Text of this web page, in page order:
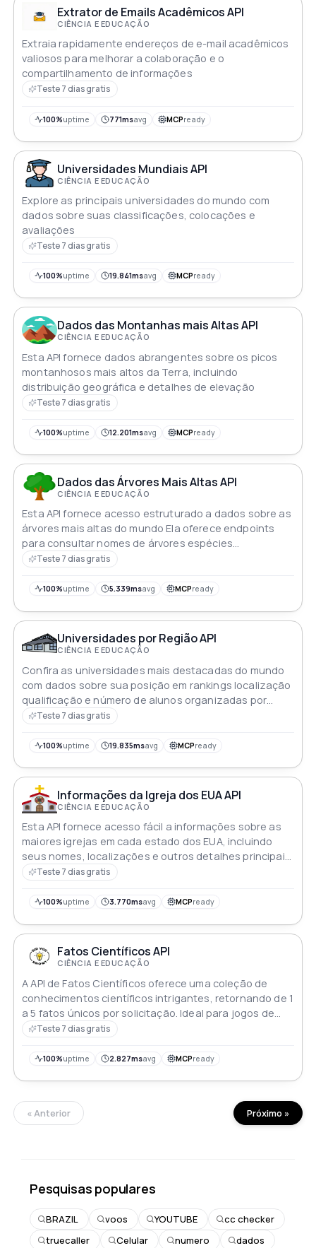
Extrator de Emails Acadêmicos API
CIÊNCIA E EDUCAÇÃO
Extraia rapidamente endereços de e-mail acadêmicos
valiosos para melhorar a colaboração e o
compartilhamento de informações
Teste 7 dias gratis
100%uptime 771msavg MCPready
Universidades Mundiais API
CIÊNCIA E EDUCAÇÃO
Explore as principais universidades do mundo com
dados sobre suas classificações, colocações e
avaliações
Teste 7 dias gratis
100%uptime 19.841msavg MCPready
Dados das Montanhas mais Altas API
CIÊNCIA E EDUCAÇÃO
Esta API fornece dados abrangentes sobre os picos
montanhosos mais altos da Terra, incluindo
distribuição geográfica e detalhes de elevação
Teste 7 dias gratis
100%uptime 12.201msavg MCPready
Dados das Árvores Mais Altas API
CIÊNCIA E EDUCAÇÃO
Esta API fornece acesso estruturado a dados sobre as
árvores mais altas do mundo Ela oferece endpoints
para consultar nomes de árvores espécies
classificações e características detalhadas usando o
Teste 7 dias gratis
100%uptime 5.339msavg MCPready
Universidades por Região API
CIÊNCIA E EDUCAÇÃO
Confira as universidades mais destacadas do mundo
com dados sobre sua posição em rankings localização
qualificação e número de alunos organizadas por
regiãoTeste 7 dias gratis
100%uptime 19.835msavg MCPready
Informações da Igreja dos EUA API
CIÊNCIA E EDUCAÇÃO
Esta API fornece acesso fácil a informações sobre as
maiores igrejas em cada estado dos EUA, incluindo
seus nomes, localizações e outros detalhes principais.
Os usuários podem consultar estados, recuperar uma
pelo nome
Teste 7 dias gratis
100%uptime 3.770msavg MCPready
Fatos Científicos API
CIÊNCIA E EDUCAÇÃO
A API de Fatos Científicos oferece uma coleção de
conhecimentos científicos intrigantes, retornando de 1
a 5 fatos únicos por solicitação. Ideal para jogos de
trivia, aprimoramento do conhecimento ou
Teste 7 dias gratis
100%uptime 2.827msavg MCPready
« Anterior Próximo »
Pesquisas populares
BRAZIL voos YOUTUBE
cc checker
truecaller
Celular numero
dados